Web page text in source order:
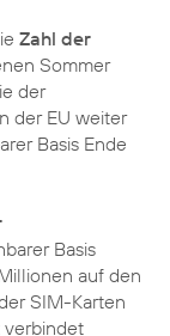
Zahl der
Sommer
der
der EU weiter
Basis Ende
Basis
auf den
SIM-Karten
verbindet